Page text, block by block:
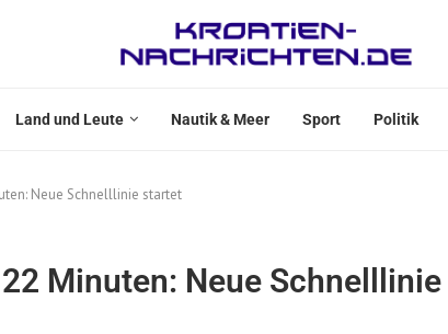
Land und Leute Nautik & Meer Sport Politik
Neue Schnelllinie startet
Minuten: Neue Schnelllinie